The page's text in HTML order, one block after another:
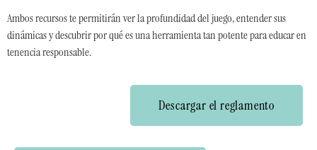
Ambos recursos te permitirán ver la profundidad del juego, entender sus
dinámicas y descubrir por qué es una herramienta tan potente para educar en
tenencia responsable.
Descargar el reglamento